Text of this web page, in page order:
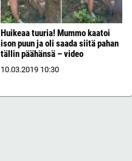
Huikeaa tuuria! Mummo kaatoi
ison puun ja oli saada siitä pahan
tällin päähänsä – video
10.03.2019 10:30